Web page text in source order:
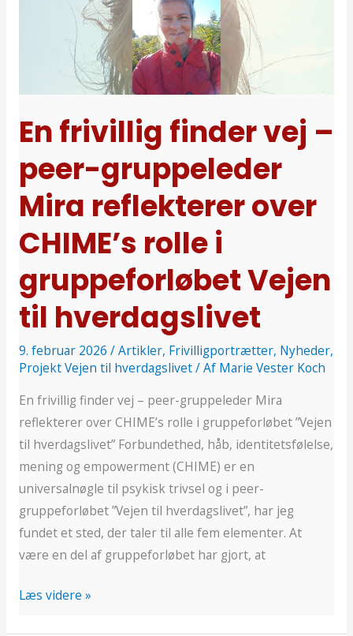
En frivillig finder vej –
peer-gruppeleder
Mira reflekterer over
CHIME’s rolle i
gruppeforløbet Vejen
til hverdagslivet
9. februar 2026 /Artikler, Frivilligportrætter, Nyheder,
Projekt Vejen til hverdagslivet/ Af Marie Vester Koch
En frivillig finder vej – peer-gruppeleder Mira
reflekterer over CHIME’s rolle i gruppeforløbet ”Vejen
til hverdagslivet” Forbundethed, håb, identitetsfølelse,
mening og empowerment (CHIME) er en
universalnøgle til psykisk trivsel og i peer-
gruppeforløbet ”Vejen til hverdagslivet”, har jeg
fundet et sted, der taler til alle fem elementer. At
være en del af gruppeforløbet har gjort, at
peer-
gruppeleder
Mira
reflekterer
over
CHIME’s
rolle
i
gruppeforløbet
Vejen
til
Læs videre »